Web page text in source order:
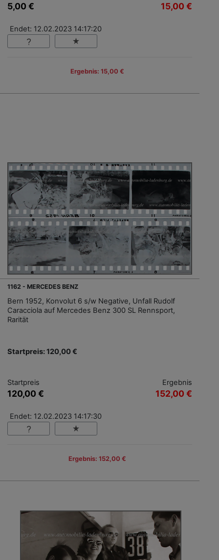
5,00 € 15,00 €
Endet: 12.02.2023 14:17:20
Ergebnis: 15,00 €
1162 - MERCEDES BENZ
Bern 1952, Konvolut 6 s/w Negative, Unfall Rudolf
Caracciola auf Mercedes Benz 300 SL Rennsport,
Rarität
Startpreis: 120,00 €
Startpreis
120,00 €
Ergebnis
152,00 €
Endet: 12.02.2023 14:17:30
Ergebnis: 152,00 €